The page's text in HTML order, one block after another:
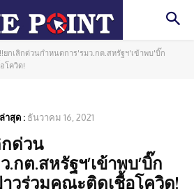
ยกเลิกด่วนกำหนดการ'รมว.กต.สหรัฐฯ'เข้าพบ'บิ๊ก
โควิด!
าสุด : ธันวาคม 16, 2021
ด่วน
กต.สหรัฐฯ’เข้าพบ’บิ๊ก
วร่วมคณะติดเชื้อโควิด!